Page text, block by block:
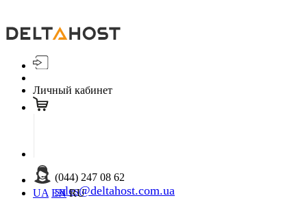
Личный кабинет
(044) 247 08 62
sales@deltahost.com.ua
UA EN RU